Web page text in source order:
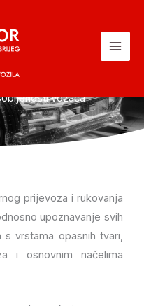
vozača
prijevoza i rukovanja
upoznavanje svih
vrstama opasnih tvari,
i osnovnim načelima